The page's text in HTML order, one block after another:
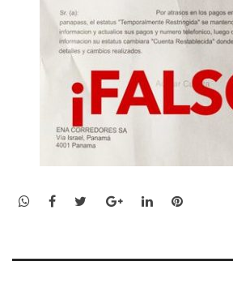
WhatsApp
Facebook
TwitterGoogle+LinkedInPinterest